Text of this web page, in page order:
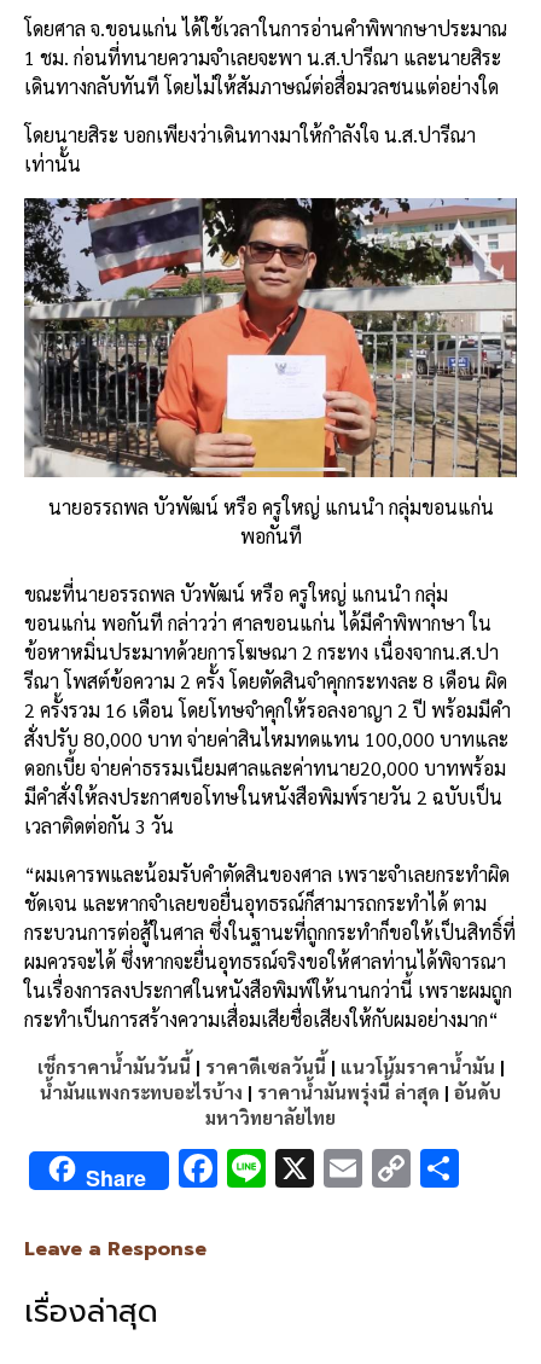
โดยศาล จ.ขอนแก่น ได้ใช้เวลาในการอ่านคำพิพากษาประมาณ
1 ชม. ก่อนที่ทนายความจำเลยจะพา น.ส.ปารีณา และนายสิระ
เดินทางกลับทันที โดยไม่ให้สัมภาษณ์ต่อสื่อมวลชนแต่อย่างใด
โดยนายสิระ บอกเพียงว่าเดินทางมาให้กำลังใจ น.ส.ปารีณา
เท่านั้น
นายอรรถพล บัวพัฒน์ หรือ ครูใหญ่ แกนนำ กลุ่มขอนแก่น
พอกันที
ขณะที่นายอรรถพล บัวพัฒน์ หรือ ครูใหญ่ แกนนำ กลุ่ม
ขอนแก่น พอกันที กล่าวว่า ศาลขอนแก่น ได้มีคำพิพากษา ใน
ข้อหาหมิ่นประมาทด้วยการโฆษณา 2 กระทง เนื่องจากน.ส.ปา
รีณา โพสต์ข้อความ 2 ครั้ง โดยตัดสินจำคุกกระทงละ 8 เดือน ผิด
2 ครั้งรวม 16 เดือน โดยโทษจำคุกให้รอลงอาญา 2ปี พร้อมมีคำ
สั่งปรับ 80,000 บาท จ่ายค่าสินไหมทดแทน 100,000 บาทและ
ดอกเบี้ย จ่ายค่าธรรมเนียมศาลและค่าทนาย20,000 บาทพร้อม
มีคำสั่งให้ลงประกาศขอโทษในหนังสือพิมพ์รายวัน 2 ฉบับเป็น
เวลาติดต่อกัน 3 วัน
“ผมเคารพและน้อมรับคำตัดสินของศาล เพราะจำเลยกระทำผิด
ชัดเจน และหากจำเลยขอยื่นอุทธรณ์ก็สามารถกระทำได้ตาม
กระบวนการต่อสู้ในศาล ซึ่งในฐานะที่ถูกกระทำก็ขอให้เป็นสิทธิ์ที่
ผมควรจะได้ซึ่งหากจะยื่นอุทธรณ์จริงขอให้ศาลท่านได้พิจารณา
ในเรื่องการลงประกาศในหนังสือพิมพ์ให้นานกว่านี้ เพราะผมถูก
กระทำเป็นการสร้างความเสื่อมเสียชื่อเสียงให้กับผมอย่างมาก“
เช็กราคาน้ำมันวันนี้ | ราคาดีเซลวันนี้ | แนวโน้มราคาน้ำมัน |
น้ำมันแพงกระทบอะไรบ้าง | ราคาน้ำมันพรุ่งนี้ ล่าสุด | อันดับ
มหาวิทยาลัยไทย
Share F Li X E C
Leave a Response
เรื่องล่าสุด